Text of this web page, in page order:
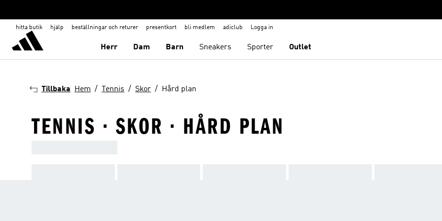
hitta butik hjälp beställningar och returer presentkort bli medlem adiclub Logga in
Herr Dam Barn Sneakers Sporter Outlet
Tillbaka Hem Tennis Skor Hård plan
TENNIS · SKOR · HÅRD PLAN